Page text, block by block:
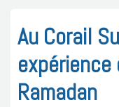
Au Corail
Ramadan